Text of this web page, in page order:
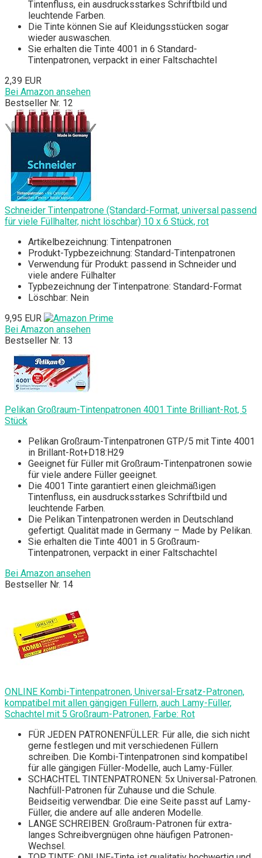
Tintenfluss, ein ausdrucksstarkes Schriftbild und
leuchtende Farben.
Die Tinte können Sie auf Kleidungsstücken sogar
wieder auswaschen.
Sie erhalten die Tinte 4001 in 6 Standard-
Tintenpatronen, verpackt in einer Faltschachtel
2,39 EUR
Bei Amazon ansehen
Bestseller Nr. 12
Schneider Tintenpatrone (Standard-Format, universal passend
für viele Füllhalter, nicht löschbar) 10 x 6 Stück, rot
Artikelbezeichnung: Tintenpatronen
Produkt-Typbezeichnung: Standard-Tintenpatronen
Verwendung für Produkt: passend in Schneider und
viele andere Fülhalter
Typbezeichnung der Tintenpatrone: Standard-Format
Löschbar: Nein
9,95 EUR
Bei Amazon ansehen
Bestseller Nr. 13
Pelikan Großraum-Tintenpatronen 4001 Tinte Brilliant-Rot, 5
Stück
Pelikan Großraum-Tintenpatronen GTP/5 mit Tinte 4001
in Brillant-Rot+D18:H29
Geeignet für Füller mit Großraum-Tintenpatronen sowie
für viele andere Füller geeignet.
Die 4001 Tinte garantiert einen gleichmäßigen
Tintenfluss, ein ausdrucksstarkes Schriftbild und
leuchtende Farben.
Die Pelikan Tintenpatronen werden in Deutschland
gefertigt. Qualität made in Germany – Made by Pelikan.
Sie erhalten die Tinte 4001 in 5 Großraum-
Tintenpatronen, verpackt in einer Faltschachtel
Bei Amazon ansehen
Bestseller Nr. 14
ONLINE Kombi-Tintenpatronen, Universal-Ersatz-Patronen,
kompatibel mit allen gängigen Füllern, auch Lamy-Füller,
Schachtel mit 5 Großraum-Patronen, Farbe: Rot
FÜR JEDEN PATRONENFÜLLER: Für alle, die sich nicht
gerne festlegen und mit verschiedenen Füllern
schreiben. Die Kombi-Tintenpatronen sind kompatibel
für alle gängigen Füller-Modelle, auch Lamy-Füller.
SCHACHTEL TINTENPATRONEN: 5x Universal-Patronen.
Nachfüll-Patronen für Zuhause und die Schule.
Beidseitig verwendbar. Die eine Seite passt auf Lamy-
Füller, die andere auf alle anderen Modelle.
LANGE SCHREIBEN: Großraum-Patronen für extra-
langes Schreibvergnügen ohne häufigen Patronen-
Wechsel.